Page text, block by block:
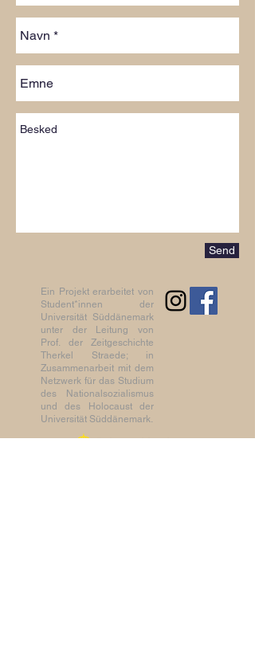
Send
Ein Projekt erarbeitet von
Student*innen der
Universität Süddänemark
unter der Leitung von
Prof. der Zeitgeschichte
Therkel Straede; in
Zusammenarbeit mit dem
Netzwerk für das Studium
des Nationalsozialismus
und des Holocaust der
Universität Süddänemark.